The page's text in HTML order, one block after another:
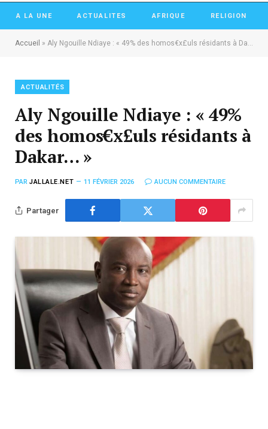
A LA UNE ACTUALITES AFRIQUE RELIGION
Accueil » Aly Ngouille Ndiaye : « 49% des homos€x£uls résidants à Dakar… »
ACTUALITÉS
Aly Ngouille Ndiaye : « 49%
des homos€x£uls résidants à
Dakar… »
PAR JALLALE.NET 11 FÉVRIER 2026 AUCUN COMMENTAIRE
Partager